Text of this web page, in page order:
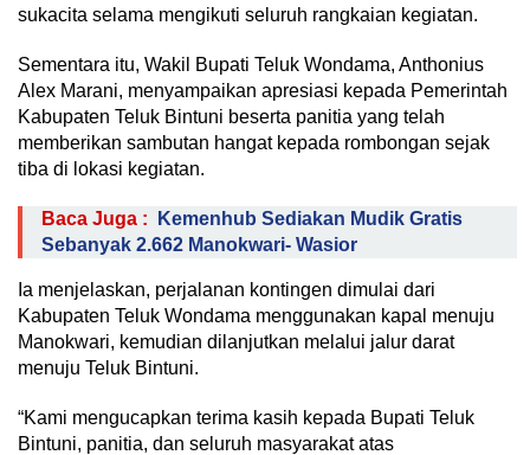
sukacita selama mengikuti seluruh rangkaian kegiatan.
Sementara itu, Wakil Bupati Teluk Wondama, Anthonius
Alex Marani, menyampaikan apresiasi kepada Pemerintah
Kabupaten Teluk Bintuni beserta panitia yang telah
memberikan sambutan hangat kepada rombongan sejak
tiba di lokasi kegiatan.
Baca Juga :
Kemenhub Sediakan Mudik Gratis
Sebanyak 2.662 Manokwari- Wasior
Ia menjelaskan, perjalanan kontingen dimulai dari
Kabupaten Teluk Wondama menggunakan kapal menuju
Manokwari, kemudian dilanjutkan melalui jalur darat
menuju Teluk Bintuni.
“Kami mengucapkan terima kasih kepada Bupati Teluk
Bintuni, panitia, dan seluruh masyarakat atas